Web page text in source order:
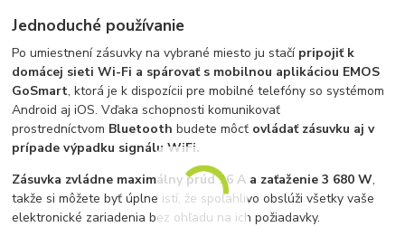
Jednoduché používanie
Po umiestnení zásuvky na vybrané miesto ju stačí pripojiť k
domácej sieti Wi-Fi a spárovať s mobilnou aplikáciou EMOS
GoSmart, ktorá je k dispozícii pre mobilné telefóny so systémom
Android aj iOS. Vďaka schopnosti komunikovať
prostredníctvom Bluetooth budete môcť ovládať zásuvku aj v
prípade výpadku signálu WiFi.
Zásuvka zvládne maximálny prúd 16 A a zaťaženie 3 680 W,
takže si môžete byť úplne istí, že spoľahlivo obslúži všetky vaše
elektronické zariadenia bez ohľadu na ich požiadavky.